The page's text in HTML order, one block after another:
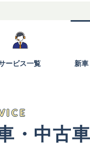
ービス一覧 新
・中古